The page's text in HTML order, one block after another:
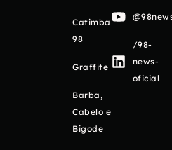
Catimba
98
Graffite
Barba,
Cabelo e
Bigode
/98-
news-
oficial